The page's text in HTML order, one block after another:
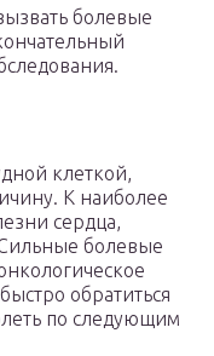
болевые
клеткой,
К наиболее
сердца,
болевые
обратиться
по следующим